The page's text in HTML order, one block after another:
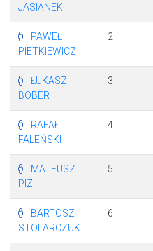
JASIANEK
PAWEŁ
PIETKIEWICZ
2
ŁUKASZ
BOBER
3
RAFAŁ
FALEŃSKI
4
MATEUSZ
PIZ
5
BARTOSZ
STOLARCZUK
6